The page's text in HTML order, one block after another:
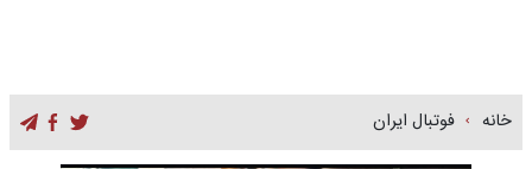
خانه فوتبال ایران